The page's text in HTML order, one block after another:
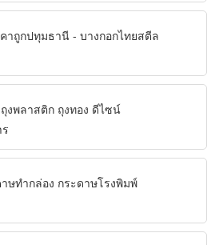
าถูกปทุมธานี - บางกอกไทยสตีล
งพลาสติก ถุงทอง ดีไซน์
ษทำกล่อง กระดาษโรงพิมพ์